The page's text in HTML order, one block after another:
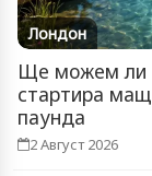
Лондон
Ще можем ли
стартира
паунда
2 Август 2026